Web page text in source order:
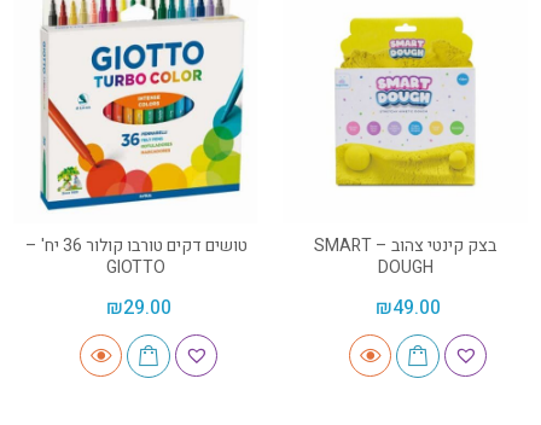
בצק קינטי צהוב – SMART
DOUGH
₪49.00
טושים דקים טורבו קולור 36 יח' –
GIOTTO
₪29.00